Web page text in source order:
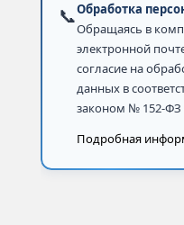
📞Обработка
Обращаясь в
электронной
согласие на
данных в
законом № 152-
Подробная